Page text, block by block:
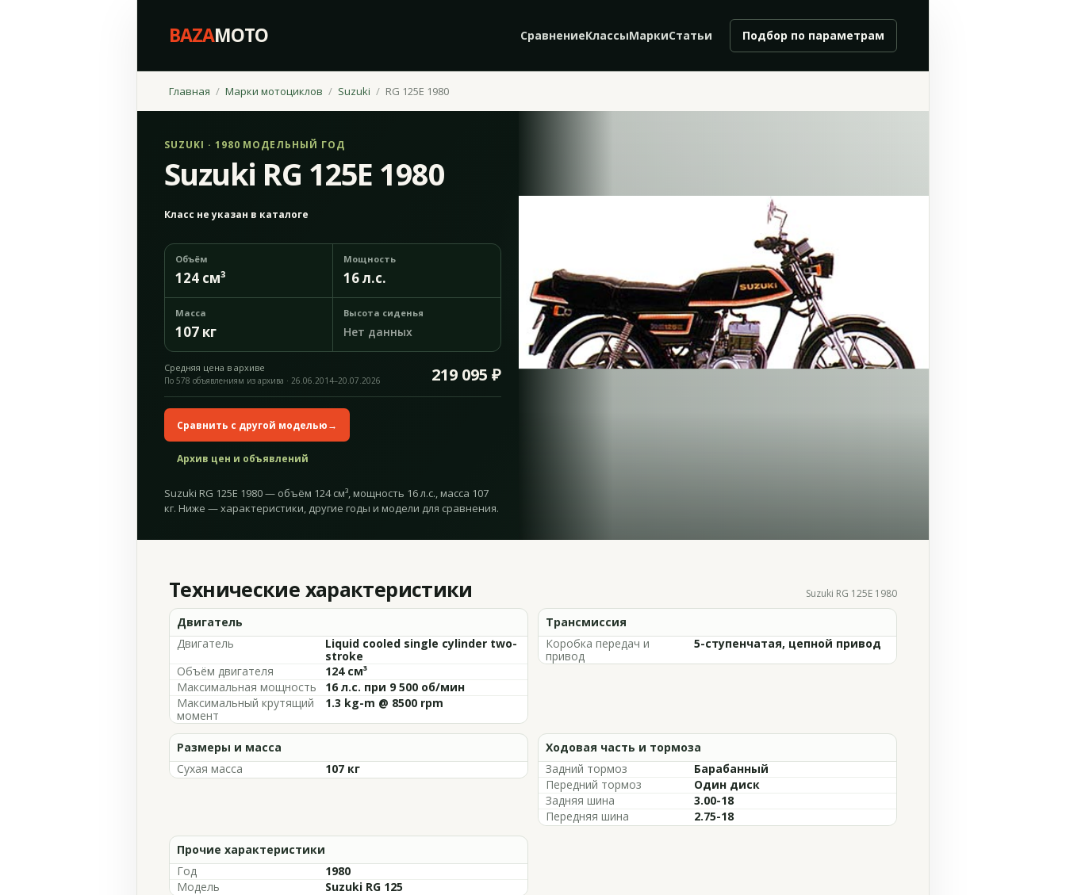
BAZAMOTO СравнениеКлассыМаркиСтатьи Подбор по параметрам
Главная Марки мотоциклов Suzuki RG 125E 1980
SUZUKI · 1980 МОДЕЛЬНЫЙ ГОД
Suzuki RG 125E 1980
Класс не указан в каталоге
Объём
124 см³
Мощность
16 л.с.
Масса
107 кг
Высота сиденья
Нет данных
Средняя цена в архиве 219 095 ₽
По 578 объявлениям из архива · 26.06.2014–20.07.2026
Сравнить с другой моделью→
Архив цен и объявлений
Suzuki RG 125E 1980 — объём 124 см³, мощность 16 л.с., масса 107
кг. Ниже — характеристики, другие годы и модели для сравнения.
Технические характеристики Suzuki RG 125E 1980
Двигатель
Двигатель
Liquid cooled single cylinder two-
stroke
Объём двигателя
124 см³
Максимальная мощность
16 л.с. при 9 500 об/мин
Максимальный крутящий
момент
1.3 kg-m @ 8500 rpm
Трансмиссия
Коробка передач и
привод
5-ступенчатая, цепной привод
Размеры и масса
Сухая масса
107 кг
Ходовая часть и тормоза
Задний тормоз
Барабанный
Передний тормоз
Один диск
Задняя шина
3.00-18
Передняя шина
2.75-18
Прочие характеристики
Год
1980
Модель
Suzuki RG 125